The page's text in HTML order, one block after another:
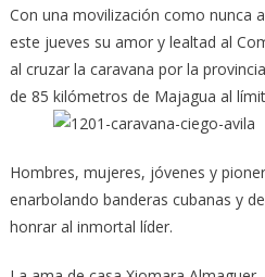
Con una movilización como nunca
este jueves su amor y lealtad al
al cruzar la caravana por la
de 85 kilómetros de Majagua al
Hombres, mujeres, jóvenes y
enarbolando banderas cubanas y
honrar al inmortal líder.